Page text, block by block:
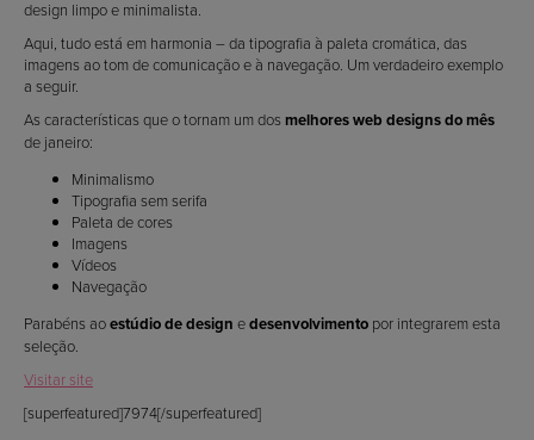
design limpo e minimalista.
Aqui, tudo está em harmonia – da tipografia à paleta cromática, das
imagens ao tom de comunicação e à navegação. Um verdadeiro exemplo
a seguir.
As características que o tornam um dos melhores web designs do mês
de janeiro:
Minimalismo
Tipografia sem serifa
Paleta de cores
Imagens
Vídeos
Navegação
Parabéns aoestúdio de design edesenvolvimento por integrarem esta
seleção.
Visitar site
[superfeatured]7974[/superfeatured]